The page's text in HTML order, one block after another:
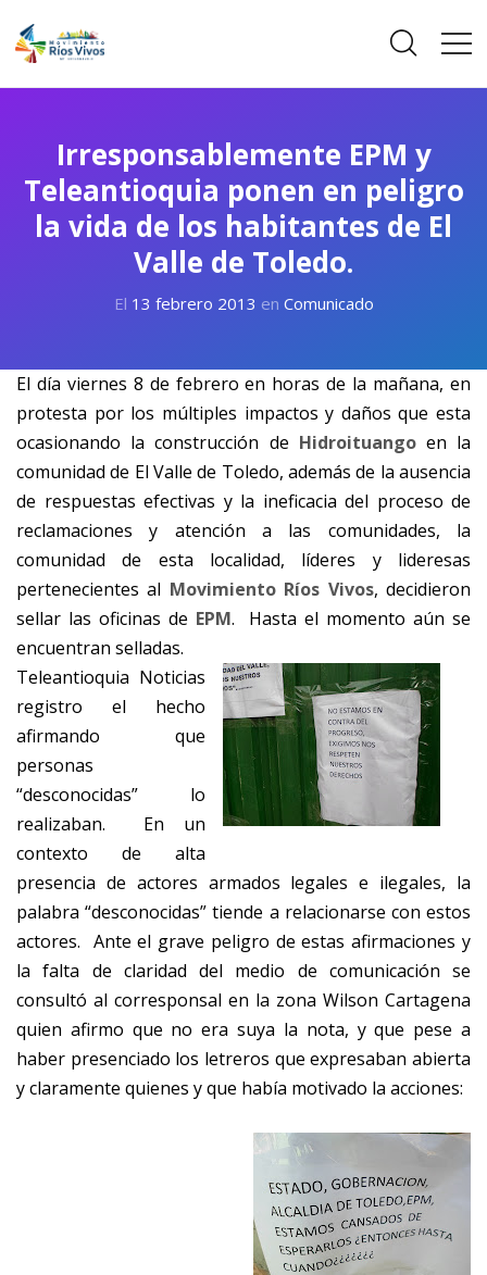
Irresponsablemente EPM y
Teleantioquia ponen en peligro
la vida de los habitantes de El
Valle de Toledo.
El 13 febrero 2013 en Comunicado
El día viernes 8 de febrero en horas de la mañana, en
protesta por los múltiples impactos y daños que esta
ocasionando la construcción de Hidroituangoen la
comunidad de El Valle de Toledo, además de la ausencia
de respuestas efectivas y la ineficacia del proceso de
reclamaciones y atención a las comunidades, la
comunidad de esta localidad, líderes y lideresas
pertenecientes al Movimiento Ríos Vivos, decidieron
sellar las oficinas de EPM. Hasta el momento aún se
encuentran selladas.
Teleantioquia Noticias
registro el hecho
afirmando que
personas
“desconocidas” lo
realizaban. En un
contexto de alta
presencia de actores armados legales e ilegales, la
palabra “desconocidas” tiende a relacionarse con estos
actores. Ante el grave peligro de estas afirmaciones y
la falta de claridad del medio de comunicación se
consultó al corresponsal en la zona Wilson Cartagena
quien afirmo que no era suya la nota, y que pese a
haber presenciado los letreros que expresaban abierta
y claramente quienes y que había motivado la acciones: